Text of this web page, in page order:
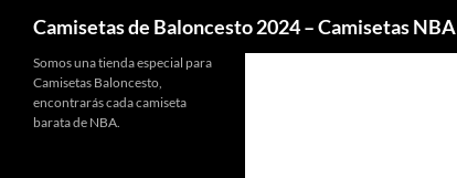
Camisetas de Baloncesto 2024 – Camisetas NBA
Somos una tienda especial para
Camisetas Baloncesto,
encontrarás cada camiseta
barata de NBA.